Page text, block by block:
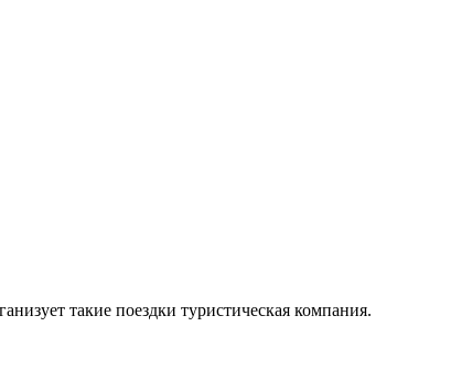
такие поездки туристическая компания.